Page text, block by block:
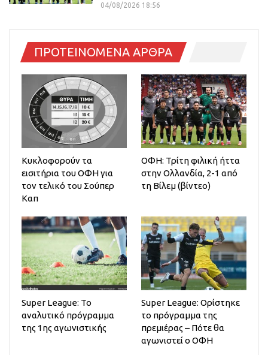
04/08/2026 18:56
ΠΡΟΤΕΙΝΟΜΕΝΑ ΑΡΘΡΑ
Κυκλοφορούν τα
εισιτήρια του ΟΦΗ για
τον τελικό του Σούπερ
Καπ
ΟΦΗ: Τρίτη φιλική ήττα
στην Ολλανδία, 2-1 από
τη Βίλεμ (βίντεο)
Super League: Το
αναλυτικό πρόγραμμα
της 1ης αγωνιστικής
Super League: Ορίστηκε
το πρόγραμμα της
πρεμιέρας – Πότε θα
αγωνιστεί ο ΟΦΗ